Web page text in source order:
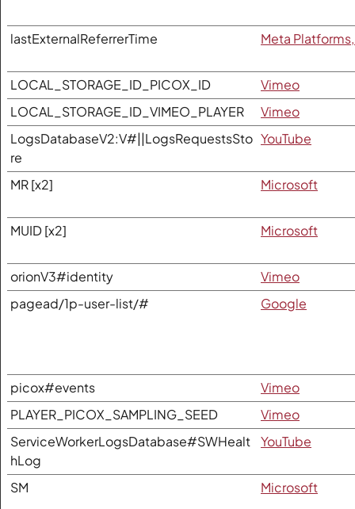
lastExternalReferrerTime Meta
LOCAL_STORAGE_ID_PICOX_ID
Vimeo
LOCAL_STORAGE_ID_VIMEO_PLAYER
Vimeo
LogsDatabaseV2:V#||LogsRequestsSto
re
YouTube
MR [x2] Microsoft
MUID [x2] Microsoft
orionV3#identity
Vimeo
pagead/1p-user-list/#
Google
picox#events
Vimeo
PLAYER_PICOX_SAMPLING_SEED
Vimeo
ServiceWorkerLogsDatabase#SWHealt
hLog
YouTube
SM Microsoft